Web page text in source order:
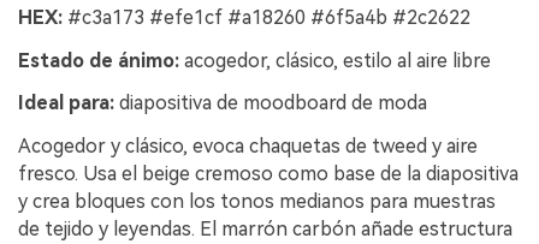
HEX: #c3a173 #efe1cf #a18260 #6f5a4b #2c2622
Estado de ánimo: acogedor, clásico, estilo al aire libre
Ideal para: diapositiva de moodboard de moda
Acogedor y clásico, evoca chaquetas de tweed y aire
fresco. Usa el beige cremoso como base de la diapositiva
y crea bloques con los tonos medianos para muestras
de tejido y leyendas. El marrón carbón añade estructura